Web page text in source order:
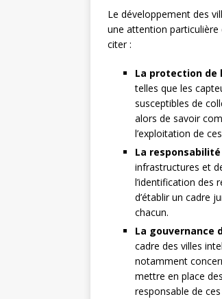
Le développement des
une attention particulière
citer :
La protection de
telles que les
susceptibles de
alors de savoir
l’exploitation de
La
infrastructures et
l’identification des
d’établir un cadre
chacun.
La gouvernance
cadre des villes
notamment
mettre en place
responsable de